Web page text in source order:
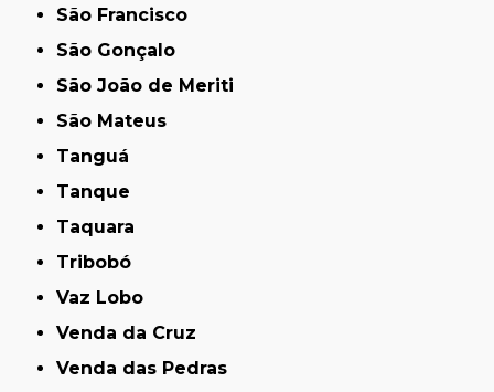
São Francisco
São Gonçalo
São João de Meriti
São Mateus
Tanguá
Tanque
Taquara
Tribobó
Vaz Lobo
Venda da Cruz
Venda das Pedras